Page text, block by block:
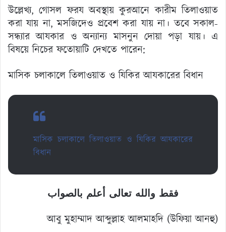
উল্লেখ্য, গোসল ফরয অবস্থায় কুরআনে কারীম তিলাওয়াত
করা যায় না, মসজিদেও প্রবেশ করা যায় না। তবে সকাল-
সন্ধ্যার আযকার ও অন্যান্য মাসনুন দোয়া পড়া যায়। এ
বিষয়ে নিচের ফতোয়াটি দেখতে পারেন:
মাসিক চলাকালে তিলাওয়াত ও যিকির আযকারের বিধান
মাসিক চলাকালে তিলাওয়াত ও যিকির আযকারের
বিধান
فقط والله تعالى أعلم بالصواب
আবু মুহাম্মাদ আব্দুল্লাহ আলমাহদি (উফিয়া আনহু)